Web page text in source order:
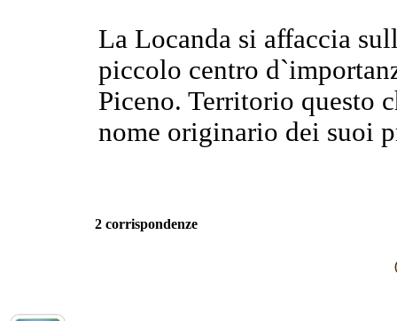
La Locanda si affaccia
piccolo centro
Piceno. Territorio questo
nome originario dei suoi
2 corrispondenze